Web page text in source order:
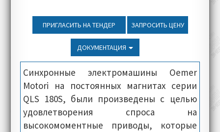
ПРИГЛАСИТЬ НА ТЕНДЕР ЗАПРОСИТЬ ЦЕНУ
ДОКУМЕНТАЦИЯ
Синхронные электромашины Oemer
Motori на постоянных магнитах серии
QLS 180S, были произведены с целью
удовлетворения спроса на
высокомоментные приводы, которые